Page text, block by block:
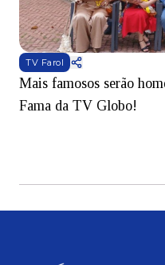
TV Farol
Mais famosos serão
Fama da TV Globo!